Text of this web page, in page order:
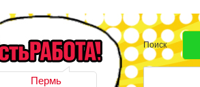
Пермь
Поиск